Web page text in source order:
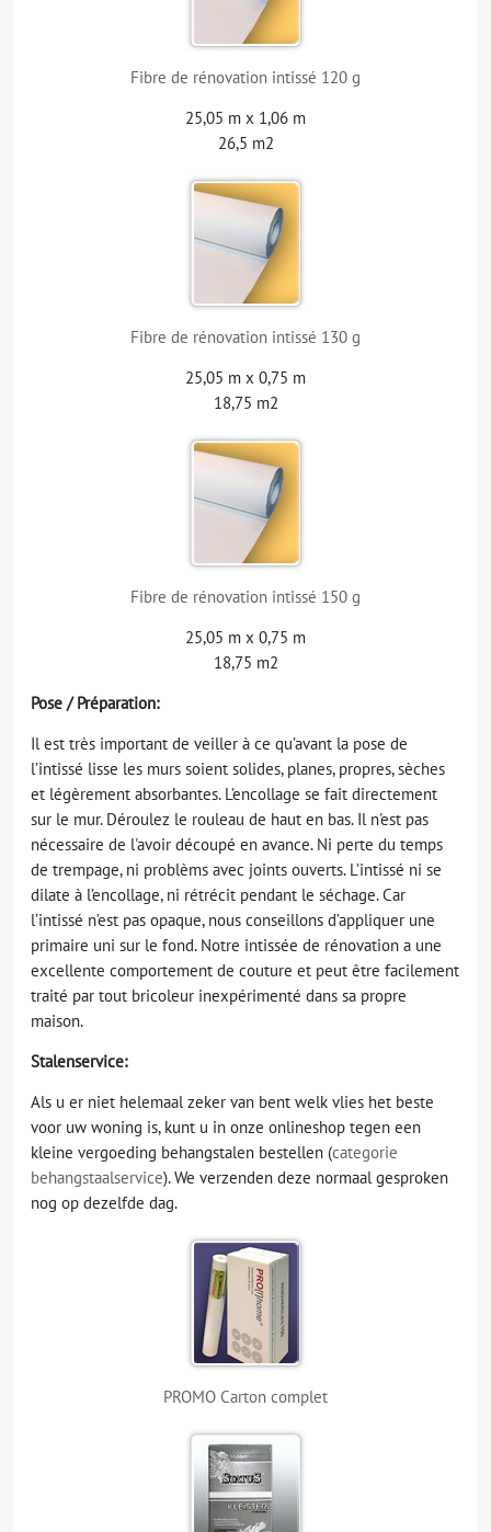
Fibre de rénovation intissé 120 g
25,05 m x 1,06 m
26,5 m2
Fibre de rénovation intissé 130 g
25,05 m x 0,75 m
18,75 m2
Fibre de rénovation intissé 150 g
25,05 m x 0,75 m
18,75 m2
Pose / Préparation:
Il est très important de veiller à ce qu’avant la pose de
l’intissé lisse les murs soient solides, planes, propres, sèches
et légèrement absorbantes. L’encollage se fait directement
sur le mur. Déroulez le rouleau de haut en bas. Il n'est pas
nécessaire de l'avoir découpé en avance. Ni perte du temps
de trempage, ni problèms avec joints ouverts. L’intissé ni se
dilate à l’encollage, ni rétrécit pendant le séchage. Car
l’intissé n’est pas opaque, nous conseillons d’appliquer une
primaire uni sur le fond. Notre intissée de rénovation a une
excellente comportement de couture et peut être facilement
traité par tout bricoleur inexpérimenté dans sa propre
maison.
Stalenservice:
Als u er niet helemaal zeker van bent welk vlies het beste
voor uw woning is, kunt u in onze onlineshop tegen een
kleine vergoeding behangstalen bestellen (categorie
behangstaalservice). We verzenden deze normaal gesproken
nog op dezelfde dag.
PROMO Carton complet